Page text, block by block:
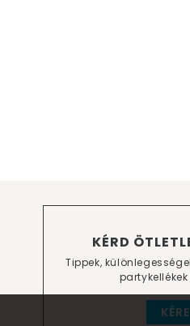
KÉRD
Tippek,